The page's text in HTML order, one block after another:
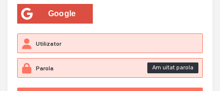
Google
Am uitat parola